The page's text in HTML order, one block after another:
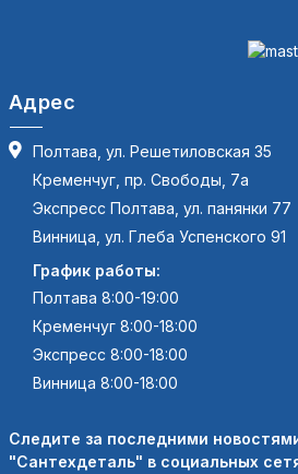
Адрес
Полтава, ул. Решетиловская 35
Кременчуг, пр. Свободы, 7а
Экспресс Полтава, ул. панянки 77
Винница, ул. Глеба Успенского 91
График работы:
Полтава 8:00-19:00
Кременчуг 8:00-18:00
Экспресс 8:00-18:00
Винница 8:00-18:00
Следите за последними
"Сантехдеталь" в социальных